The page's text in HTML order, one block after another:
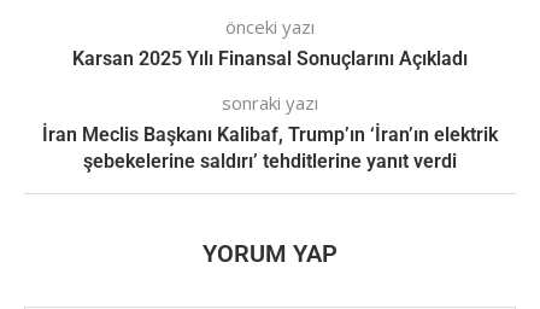
önceki yazı
Karsan 2025 Yılı Finansal Sonuçlarını Açıkladı
sonraki yazı
İran Meclis Başkanı Kalibaf, Trump’ın ‘İran’ın elektrik
şebekelerine saldırı’ tehditlerine yanıt verdi
YORUM YAP